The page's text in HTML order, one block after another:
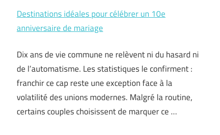
Destinations idéales pour célébrer un 10e
anniversaire de mariage
Dix ans de vie commune ne relèvent ni du hasard ni
de l’automatisme. Les statistiques le confirment :
franchir ce cap reste une exception face à la
volatilité des unions modernes. Malgré la routine,
certains couples choisissent de marquer ce …